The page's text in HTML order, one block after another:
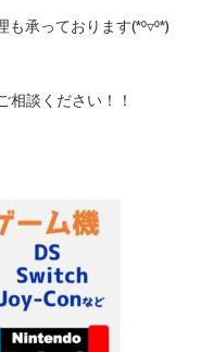
承っております(*⁰▿⁰*)
談ください！！